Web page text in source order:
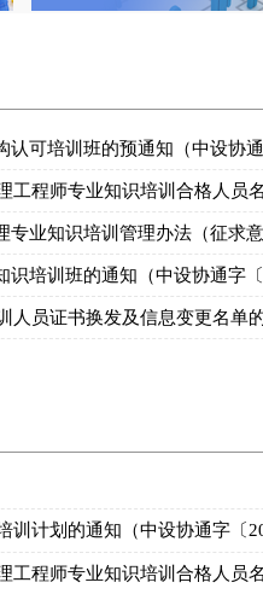
认可培训班的预通知（中设协
工程师专业知识培训合格人员
专业知识培训管理办法（征求
识培训班的通知（中设协通字
人员证书换发及信息变更名单
训计划的通知（中设协通字〔
工程师专业知识培训合格人员